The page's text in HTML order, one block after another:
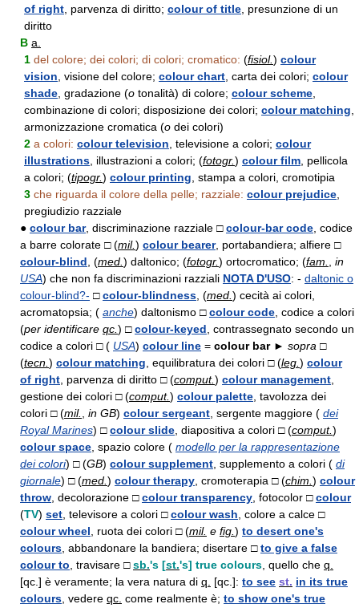
of right , parvenza di diritto; colour of title , presunzione di un
diritto
B a.
1 del colore; dei colori; di colori; cromatico: (fisiol.) colour
vision , visione del colore; colour chart , carta dei colori; colour
shade , gradazione (o tonalità) di colore; colour scheme
combinazione di colori; disposizione dei colori; colour matching
armonizzazione cromatica (o dei colori)
2 a colori: colour television , televisione a colori; colour
illustrations , illustrazioni a colori; (fotogr.) colour film , pellicola
a colori; (tipogr.) colour printing , stampa a colori, cromotipia
3 che riguarda il colore della pelle; razziale: colour prejudice
pregiudizio razziale
● colour bar, discriminazione razziale □colour-bar code , codice
a barre colorate □ (mil.) colour bearer, portabandiera; alfiere □
colour-blind , (med. ) daltonico; (fotogr.) ortocromatico; (fam.
in
USA) che non fa discriminazioni razziali NOTA D'USO: - daltonic o
colour-blind?- □colour-blindness , (med. ) cecità ai colori,
acromatopsia; ( anche) daltonismo □colour code , codice a colori
(per identificare qc. ) □colour-keyed , contrassegnato secondo un
codice a colori □ ( USA) colour line = colour bar ► sopra □
(tecn. ) colour matching , equilibratura dei colori □ (leg. ) colour
of right , parvenza di diritto □ (comput.) colour management
gestione dei colori □ (comput.) colour palette , tavolozza dei
colori □ (mil. in GB) colour sergeant , sergente maggiore ( dei
Royal Marines) □colour slide , diapositiva a colori □ (comput.)
colour space , spazio colore ( modello per la rappresentazione
dei colori) □ (GB) colour supplement , supplemento a colori ( di
giornale) □ (med. ) colour therapy , cromoterapia □ (chim. ) colour
throw , decolorazione □colour transparency , fotocolor □colour
(TV) set , televisore a colori □colour wash , colore a calce □
colour wheel , ruota dei colori □ (mil. e fig. ) to desert one's
colours , abbandonare la bandiera; disertare □to give a false
colour to , travisare □sb.'s [st.'s] true colours , quello che q.
[qc.] è veramente; la vera natura di q. [qc.]: to see st. in its true
colours , vedere qc. come realmente è; to show one's true